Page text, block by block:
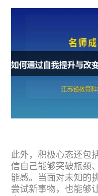
此外，积极心态还包
信自己能够突破瓶颈
能感。当面对未知的
尝试新事物，也能够